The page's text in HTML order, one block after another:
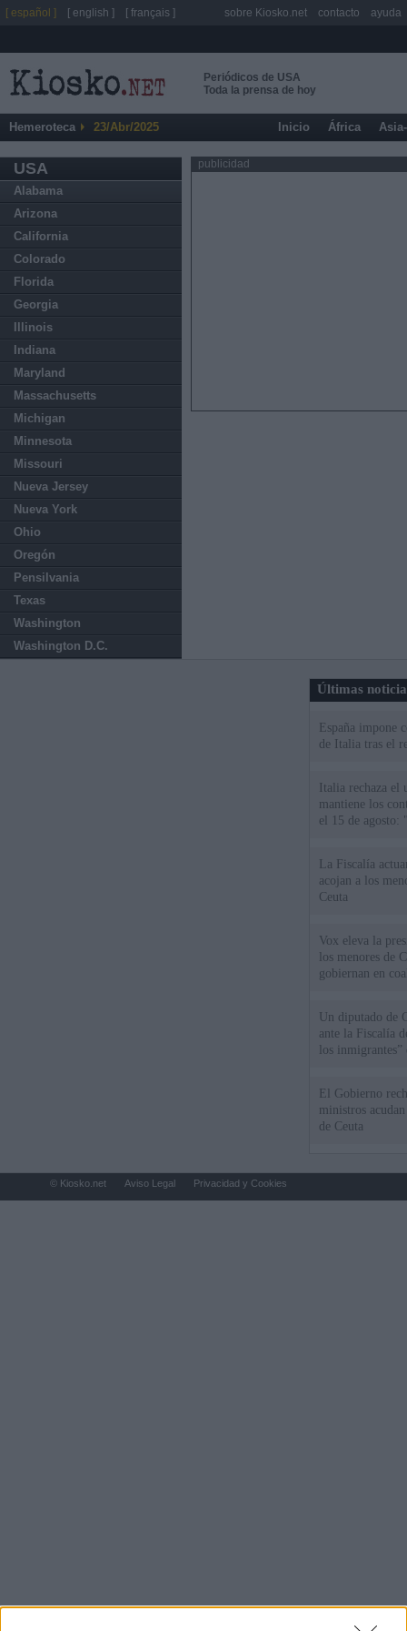
Periódicos de USA
Toda la prensa de hoy
Hemeroteca 23/Abr/2025 Inicio África
USA
Alabama
Arizona
California
Colorado
Florida
Georgia
Illinois
Indiana
Maryland
Massachusetts
Michigan
Minnesota
Missouri
Nueva Jersey
Nueva York
Ohio
Oregón
Pensilvania
Texas
Washington
Washington D.C.
publicidad
Últimas
España impone
de Italia tras el
Italia rechaza
mantiene los
el 15 de agosto:
La Fiscalía
acojan a los
Ceuta
Vox eleva la
los menores de
gobiernan en
Un diputado de
ante la Fiscalía
los inmigrantes”
El Gobierno
ministros
de Ceuta
[ español ] [ english ] [ français ] sobre Kiosko.net contacto ayuda
© Kiosko.net Aviso Legal Privacidad y Cookies